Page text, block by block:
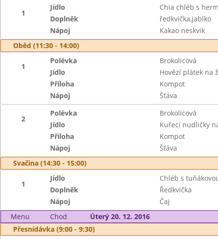
1
Jídlo
Chia chléb s
Doplněk
ředkvička,jablko
Nápoj
Kakao neskvik
Oběd (11:30 - 14:00)
1
Polévka
Brokolicová
Jídlo
Hovězí plátek na
Příloha
Kompot
Nápoj
Šťáva
2
Polévka
Brokolicová
Jídlo
Kuřecí nudličky
Příloha
Kompot
Nápoj
Šťáva
Svačina (14:30 - 15:00)
1
Jídlo
Chléb s
Doplněk
Ředkvička
Nápoj
Čaj
Menu
Chod
Úterý 20. 12. 2016
Přesnídávka (9:00 - 9:30)